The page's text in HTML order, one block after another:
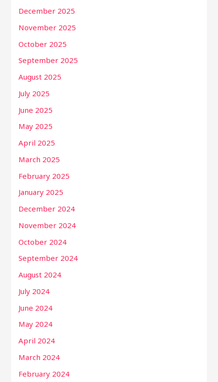
December 2025
November 2025
October 2025
September 2025
August 2025
July 2025
June 2025
May 2025
April 2025
March 2025
February 2025
January 2025
December 2024
November 2024
October 2024
September 2024
August 2024
July 2024
June 2024
May 2024
April 2024
March 2024
February 2024